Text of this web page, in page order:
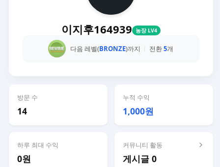
이지후164939 농장 LV4
다음 레벨(BRONZE)까지 전환5개
방문 수
14
누적 수익
1,000원
하루 최대 수익
0원
커뮤니티 활동
게시글 0